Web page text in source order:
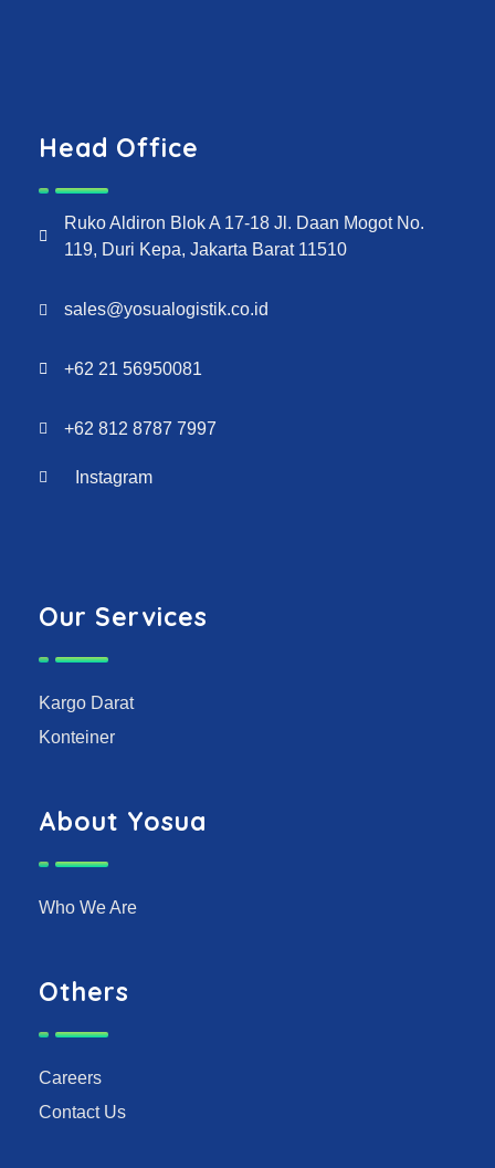
Head Office
Ruko Aldiron Blok A 17-18 Jl. Daan Mogot No.
119, Duri Kepa, Jakarta Barat 11510
sales@yosualogistik.co.id
+62 21 56950081
+62 812 8787 7997
Instagram
Our Services
Kargo Darat
Konteiner
About Yosua
Who We Are
Others
Careers
Contact Us